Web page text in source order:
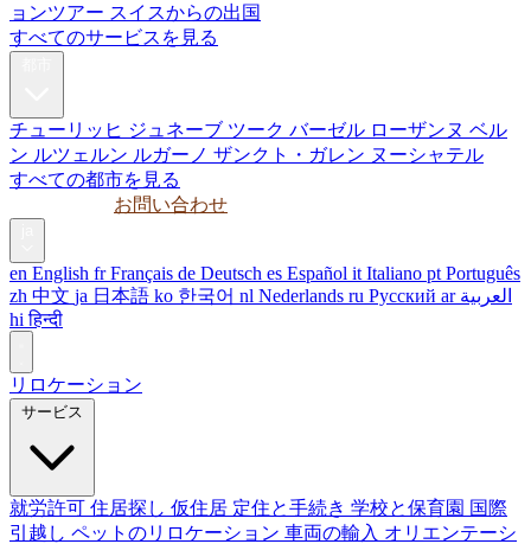
ョンツアー スイスからの出国
すべてのサービスを見る
チューリッヒ ジュネーブ ツーク バーゼル ローザンヌ ベル
ン ルツェルン ルガーノ ザンクト・ガレン ヌーシャテル
すべての都市を見る
お問い合わせ
en English fr Français de Deutsch es Español it Italiano pt Português
zh 中文 ja 日本語 ko 한국어 nl Nederlands ru Русский ar العربية
hi हिन्दी
リロケーション
サービス
就労許可 住居探し 仮住居 定住と手続き 学校と保育園 国際
引越し ペットのリロケーション 車両の輸入 オリエンテーシ